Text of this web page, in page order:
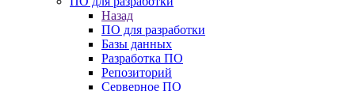
Назад
ПО для разработки
Базы данных
Разработка ПО
Репозиторий
Серверное ПО